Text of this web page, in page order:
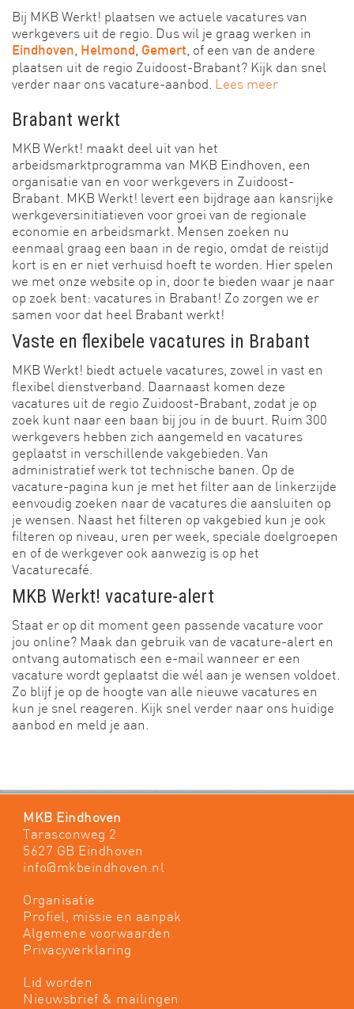
Bij MKB Werkt! plaatsen we actuele vacatures van
werkgevers uit de regio. Dus wil je graag werken in
Eindhoven, Helmond, Gemert, of een van de andere
plaatsen uit de regio Zuidoost-Brabant? Kijk dan snel
verder naar ons vacature-aanbod. Lees meer
Brabant werkt
MKB Werkt! maakt deel uit van het
arbeidsmarktprogramma van MKB Eindhoven, een
organisatie van en voor werkgevers in Zuidoost-
Brabant. MKB Werkt! levert een bijdrage aan kansrijke
werkgeversinitiatieven voor groei van de regionale
economie en arbeidsmarkt. Mensen zoeken nu
eenmaal graag een baan in de regio, omdat de reistijd
kort is en er niet verhuisd hoeft te worden. Hier spelen
we met onze website op in, door te bieden waar je naar
op zoek bent: vacatures in Brabant! Zo zorgen we er
samen voor dat heel Brabant werkt!
Vaste en flexibele vacatures in Brabant
MKB Werkt! biedt actuele vacatures, zowel in vast en
flexibel dienstverband. Daarnaast komen deze
vacatures uit de regio Zuidoost-Brabant, zodat je op
zoek kunt naar een baan bij jou in de buurt. Ruim 300
werkgevers hebben zich aangemeld en vacatures
geplaatst in verschillende vakgebieden. Van
administratief werk tot technische banen. Op de
vacature-pagina kun je met het filter aan de linkerzijde
eenvoudig zoeken naar de vacatures die aansluiten op
je wensen. Naast het filteren op vakgebied kun je ook
filteren op niveau, uren per week, speciale doelgroepen
en of de werkgever ook aanwezig is op het
Vacaturecafé.
MKB Werkt! vacature-alert
Staat er op dit moment geen passende vacature voor
jou online? Maak dan gebruik van de vacature-alert en
ontvang automatisch een e-mail wanneer er een
vacature wordt geplaatst die wél aan je wensen voldoet.
Zo blijf je op de hoogte van alle nieuwe vacatures en
kun je snel reageren. Kijk snel verder naar ons huidige
aanbod en meld je aan.
MKB Eindhoven
Tarasconweg 2
5627 GB Eindhoven
info@mkbeindhoven.nl
Organisatie
Profiel, missie en aanpak
Algemene voorwaarden
Privacyverklaring
Lid worden
Nieuwsbrief & mailingen